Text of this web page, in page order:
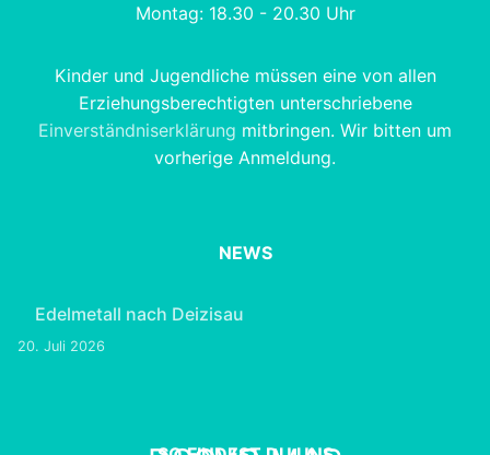
Montag: 18.30 - 20.30 Uhr
Kinder und Jugendliche müssen eine von allen
Erziehungsberechtigten unterschriebene
Einverständniserklärung mitbringen. Wir bitten um
vorherige Anmeldung.
NEWS
Edelmetall nach Deizisau
20. Juli 2026